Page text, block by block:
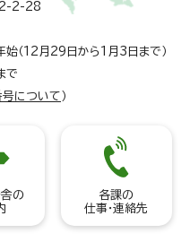
2-28
始（12月29日から1月3日まで）
で
について ）
の
各課の
仕事・連絡先